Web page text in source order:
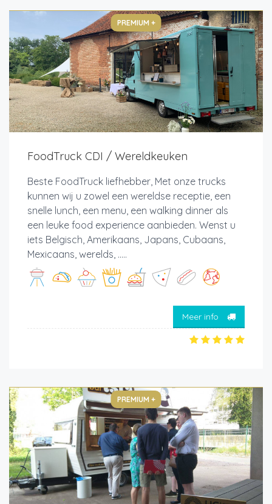
PREMIUM +
FoodTruck CDI / Wereldkeuken
Beste FoodTruck liefhebber, Met onze trucks
kunnen wij u zowel een wereldse receptie, een
snelle lunch, een menu, een walking dinner als
een leuke food experience aanbieden. Wenst u
iets Belgisch, Amerikaans, Japans, Cubaans,
Mexicaans, werelds, .....
Meer info
PREMIUM +